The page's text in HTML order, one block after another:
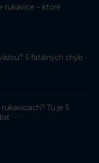
rukavice – ktoré
5 fatálnych chýb
Tu je 5